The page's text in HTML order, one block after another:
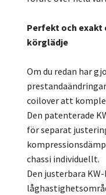
Perfekt och
körglädje
Om du redan har
coilover att
Den patenterade
för separat
chassi individuellt.
Den justerbara